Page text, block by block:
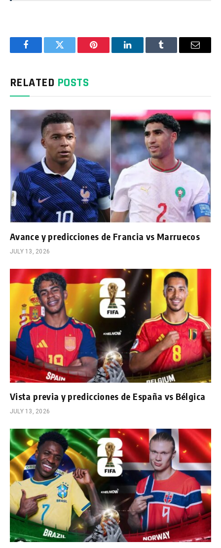
FacebookTwitter Pinterest LinkedInTumblr Email
RELATED POSTS
Avance y predicciones de Francia vs Marruecos
JULY 13, 2026
Vista previa y predicciones de España vs Bélgica
JULY 13, 2026